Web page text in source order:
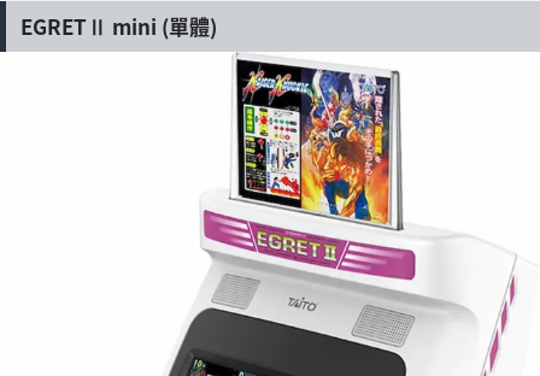
EGRETⅡ mini (單體)